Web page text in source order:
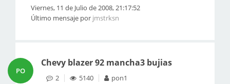
Viernes, 11 de Julio de 2008, 21:17:52
Último mensaje por jmstrksn
PO
Chevy blazer 92 mancha3 bujias
2 5140 pon1